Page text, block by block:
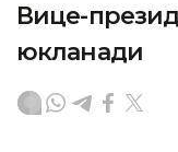
Вице-
юкланади